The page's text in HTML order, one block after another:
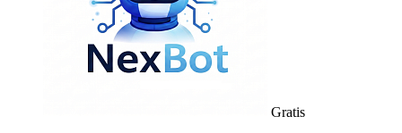
Gratis